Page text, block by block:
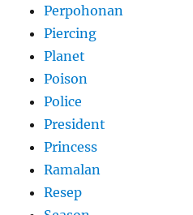
Perpohonan
Piercing
Planet
Poison
Police
President
Princess
Ramalan
Resep